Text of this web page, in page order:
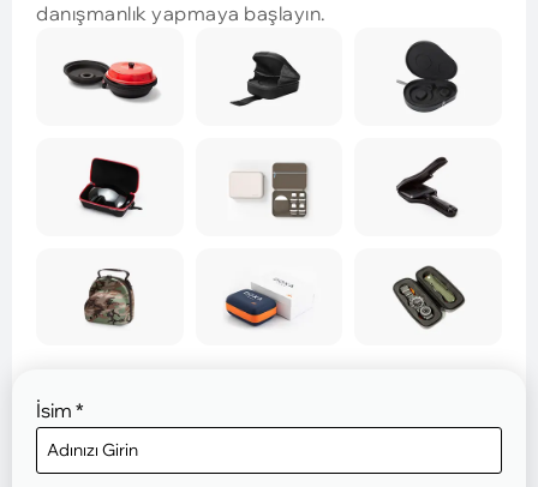
İsim *
danışmanlık yapmaya başlayın.